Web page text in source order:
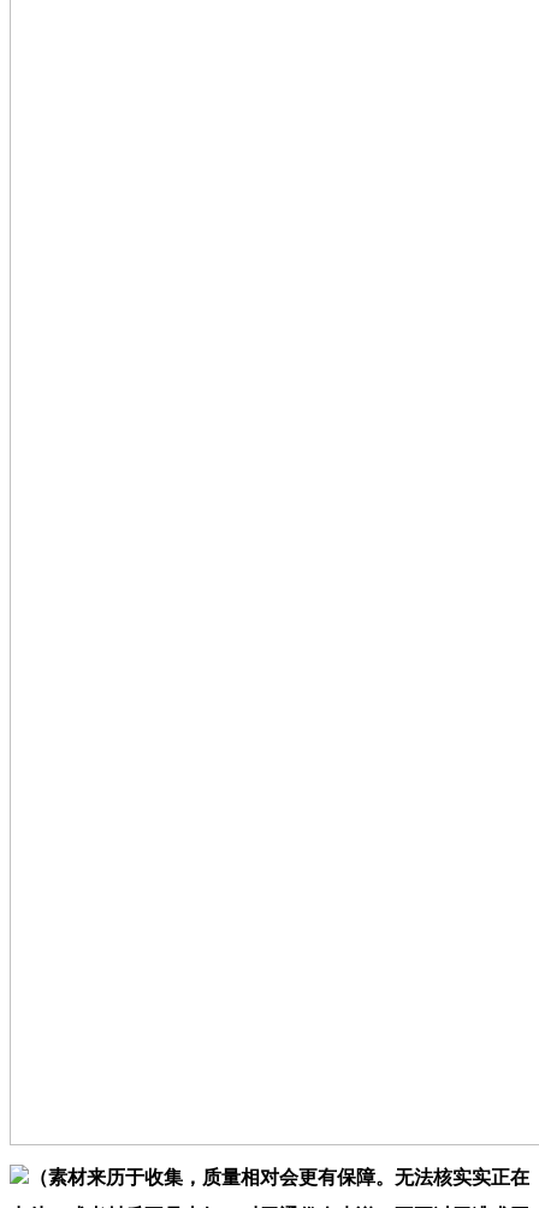
（素材来历于收集，质量相对会更有保障。无法核实实正在